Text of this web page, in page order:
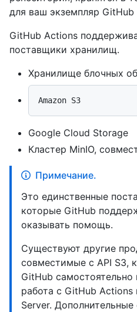
для ваш экземпляр GitHub
GitHub Actions
поставщики хранилищ.
Хранилище блочных
Google Cloud Storage
Кластер MinIO,
Примечание.
Это единственные
которые GitHub
оказывать помощь.
Существуют другие
совместимые с API S3,
GitHub самостоятельно
работа с GitHub
Server.